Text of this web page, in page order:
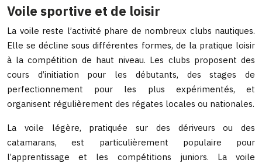
Voile sportive et de loisir
La voile reste l’activité phare de nombreux clubs nautiques.
Elle se décline sous différentes formes, de la pratique loisir
à la compétition de haut niveau. Les clubs proposent des
cours d’initiation pour les débutants, des stages de
perfectionnement pour les plus expérimentés, et
organisent régulièrement des régates locales ou nationales.
La voile légère, pratiquée sur des dériveurs ou des
catamarans, est particulièrement populaire pour
l’apprentissage et les compétitions juniors. La voile